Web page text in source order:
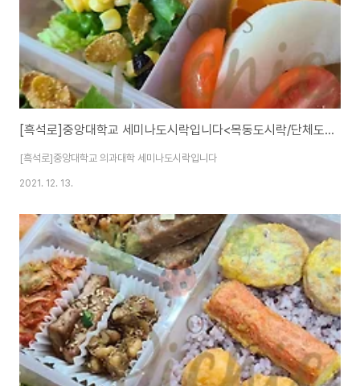
[흑석로]중앙대학교 세미나도시락입니다<목동도시락/단체도시락/도시락케이터링:원스피크닉>
[흑석로]중앙대학교 의과대학 세미나도시락입니다
2021. 12. 13.